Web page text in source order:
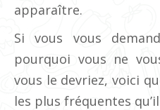
apparaître.
Si vous vous
pourquoi vous ne
vous le devriez, voici
les plus fréquentes